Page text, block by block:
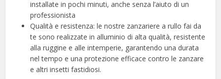
installate in pochi minuti, anche senza l’aiuto di un
professionista
Qualità e resistenza: le nostre zanzariere a rullo fai da
te sono realizzate in alluminio di alta qualità, resistente
alla ruggine e alle intemperie, garantendo una durata
nel tempo e una protezione efficace contro le zanzare
e altri insetti fastidiosi.